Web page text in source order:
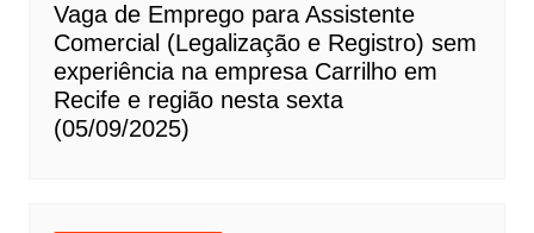
Vaga de Emprego para Assistente
Comercial (Legalização e Registro) sem
experiência na empresa Carrilho em
Recife e região nesta sexta
(05/09/2025)